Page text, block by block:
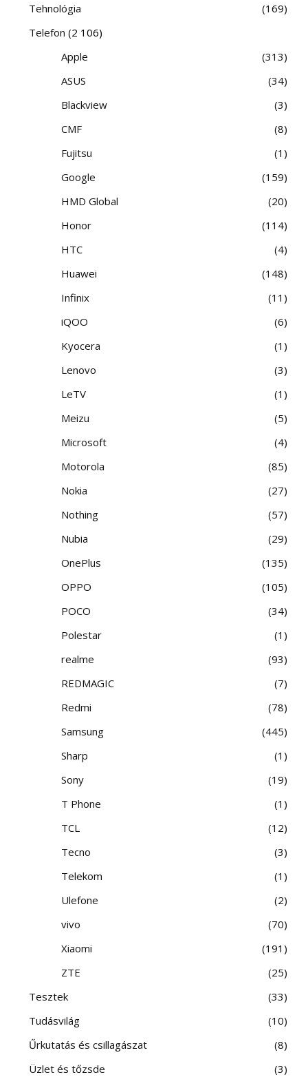
Tehnológia
169
Telefon (2 106)
Apple
313
ASUS
34
Blackview
3
CMF
8
Fujitsu
1
Google
159
HMD Global
20
Honor
114
HTC
4
Huawei
148
Infinix
11
iQOO
6
Kyocera
1
Lenovo
3
LeTV
1
Meizu
5
Microsoft
4
Motorola
85
Nokia
27
Nothing
57
Nubia
29
OnePlus
135
OPPO
105
POCO
34
Polestar
1
realme
93
REDMAGIC
7
Redmi
78
Samsung
445
Sharp
1
Sony
19
T Phone
1
TCL
12
Tecno
3
Telekom
1
Ulefone
2
vivo
70
Xiaomi
191
ZTE
25
Tesztek
33
Tudásvilág
10
Űrkutatás és csillagászat
8
Üzlet és tőzsde
3